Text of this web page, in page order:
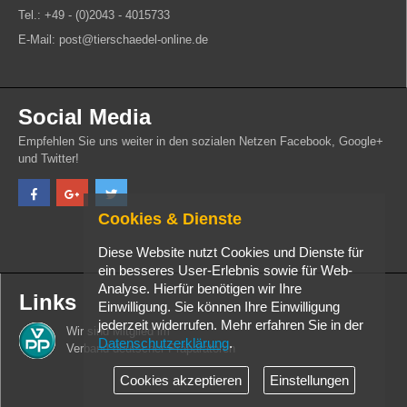
Tel.: +49 - (0)2043 - 4015733
E-Mail: post@tierschaedel-online.de
Social Media
Empfehlen Sie uns weiter in den sozialen Netzen Facebook, Google+
und Twitter!
Links
Wir sind Mitglied im
Verband deutscher Präparatoren
Cookies & Dienste
Diese Website nutzt Cookies und Dienste für
ein besseres User-Erlebnis sowie für Web-
Analyse. Hierfür benötigen wir Ihre
Einwilligung. Sie können Ihre Einwilligung
jederzeit widerrufen. Mehr erfahren Sie in der
Datenschutzerklärung.
Cookies akzeptieren Einstellungen